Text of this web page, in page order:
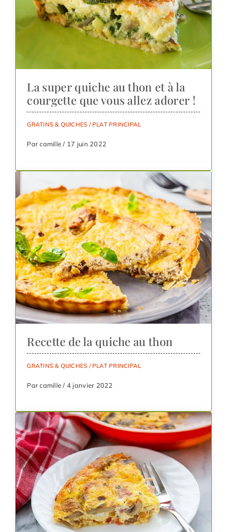
La super quiche au thon et à la
courgette que vous allez adorer !
GRATINS & QUICHES / PLAT PRINCIPAL
Par camille / 17 juin 2022
Recette de la quiche au thon
GRATINS & QUICHES / PLAT PRINCIPAL
Par camille / 4 janvier 2022